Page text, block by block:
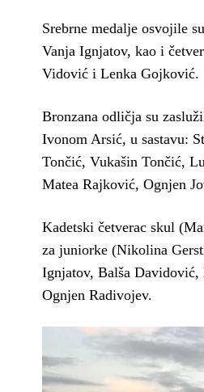
Srebrne medalje osvojile
Vanja Ignjatov, kao i
Vidović i Lenka Gojković.
Bronzana odličja su
Ivonom Arsić, u sastavu:
Tončić, Vukašin Tončić,
Matea Rajković, Ognjen
Kadetski četverac skul
za juniorke (Nikolina
Ignjatov, Balša
Ognjen Radivojev.